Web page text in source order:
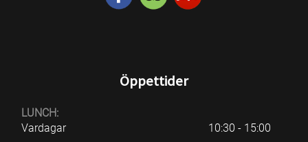
Öppettider
LUNCH:
Vardagar
10:30 - 15:00